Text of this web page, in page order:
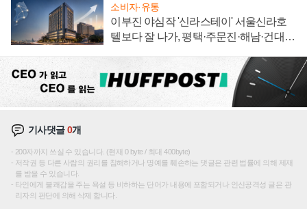
소비자·유통
이부진 야심작 '신라스테이' 서울신라호
텔보다 잘 나가, 평택·주문진·해남·건대로
기사댓글0개
200자까지 쓰실 수 있습니다. (현재 0 byte / 최대 400byte)
저작권 등 다른 사람의 권리를 침해하거나 명예를 훼손하는 댓글은 관련 법률에 의해 제재
를 받을 수 있습니다.
타인에게 불쾌감을 주는 욕설 등 비하하는 단어가 내용에 포함되거나 인신공격성 글은 관
리자의 판단에 의해 삭제 합니다.